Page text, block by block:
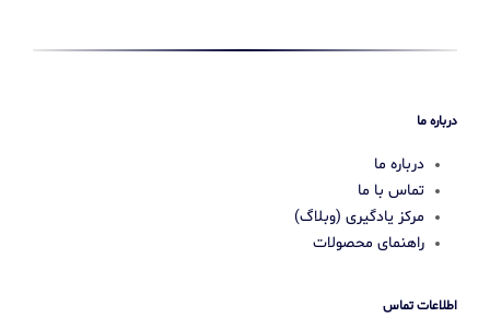
درباره ما
درباره ما
تماس با ما
مرکز یادگیری (وبلاگ)
راهنمای محصولات
اطلاعات تماس